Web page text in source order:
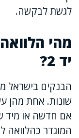
לגשת לבקשה.
מהי
יד 2?
הבנקים בישראל
שונות. אחת מהן
אם חדשה או מיד
המוגדר כהלוואה